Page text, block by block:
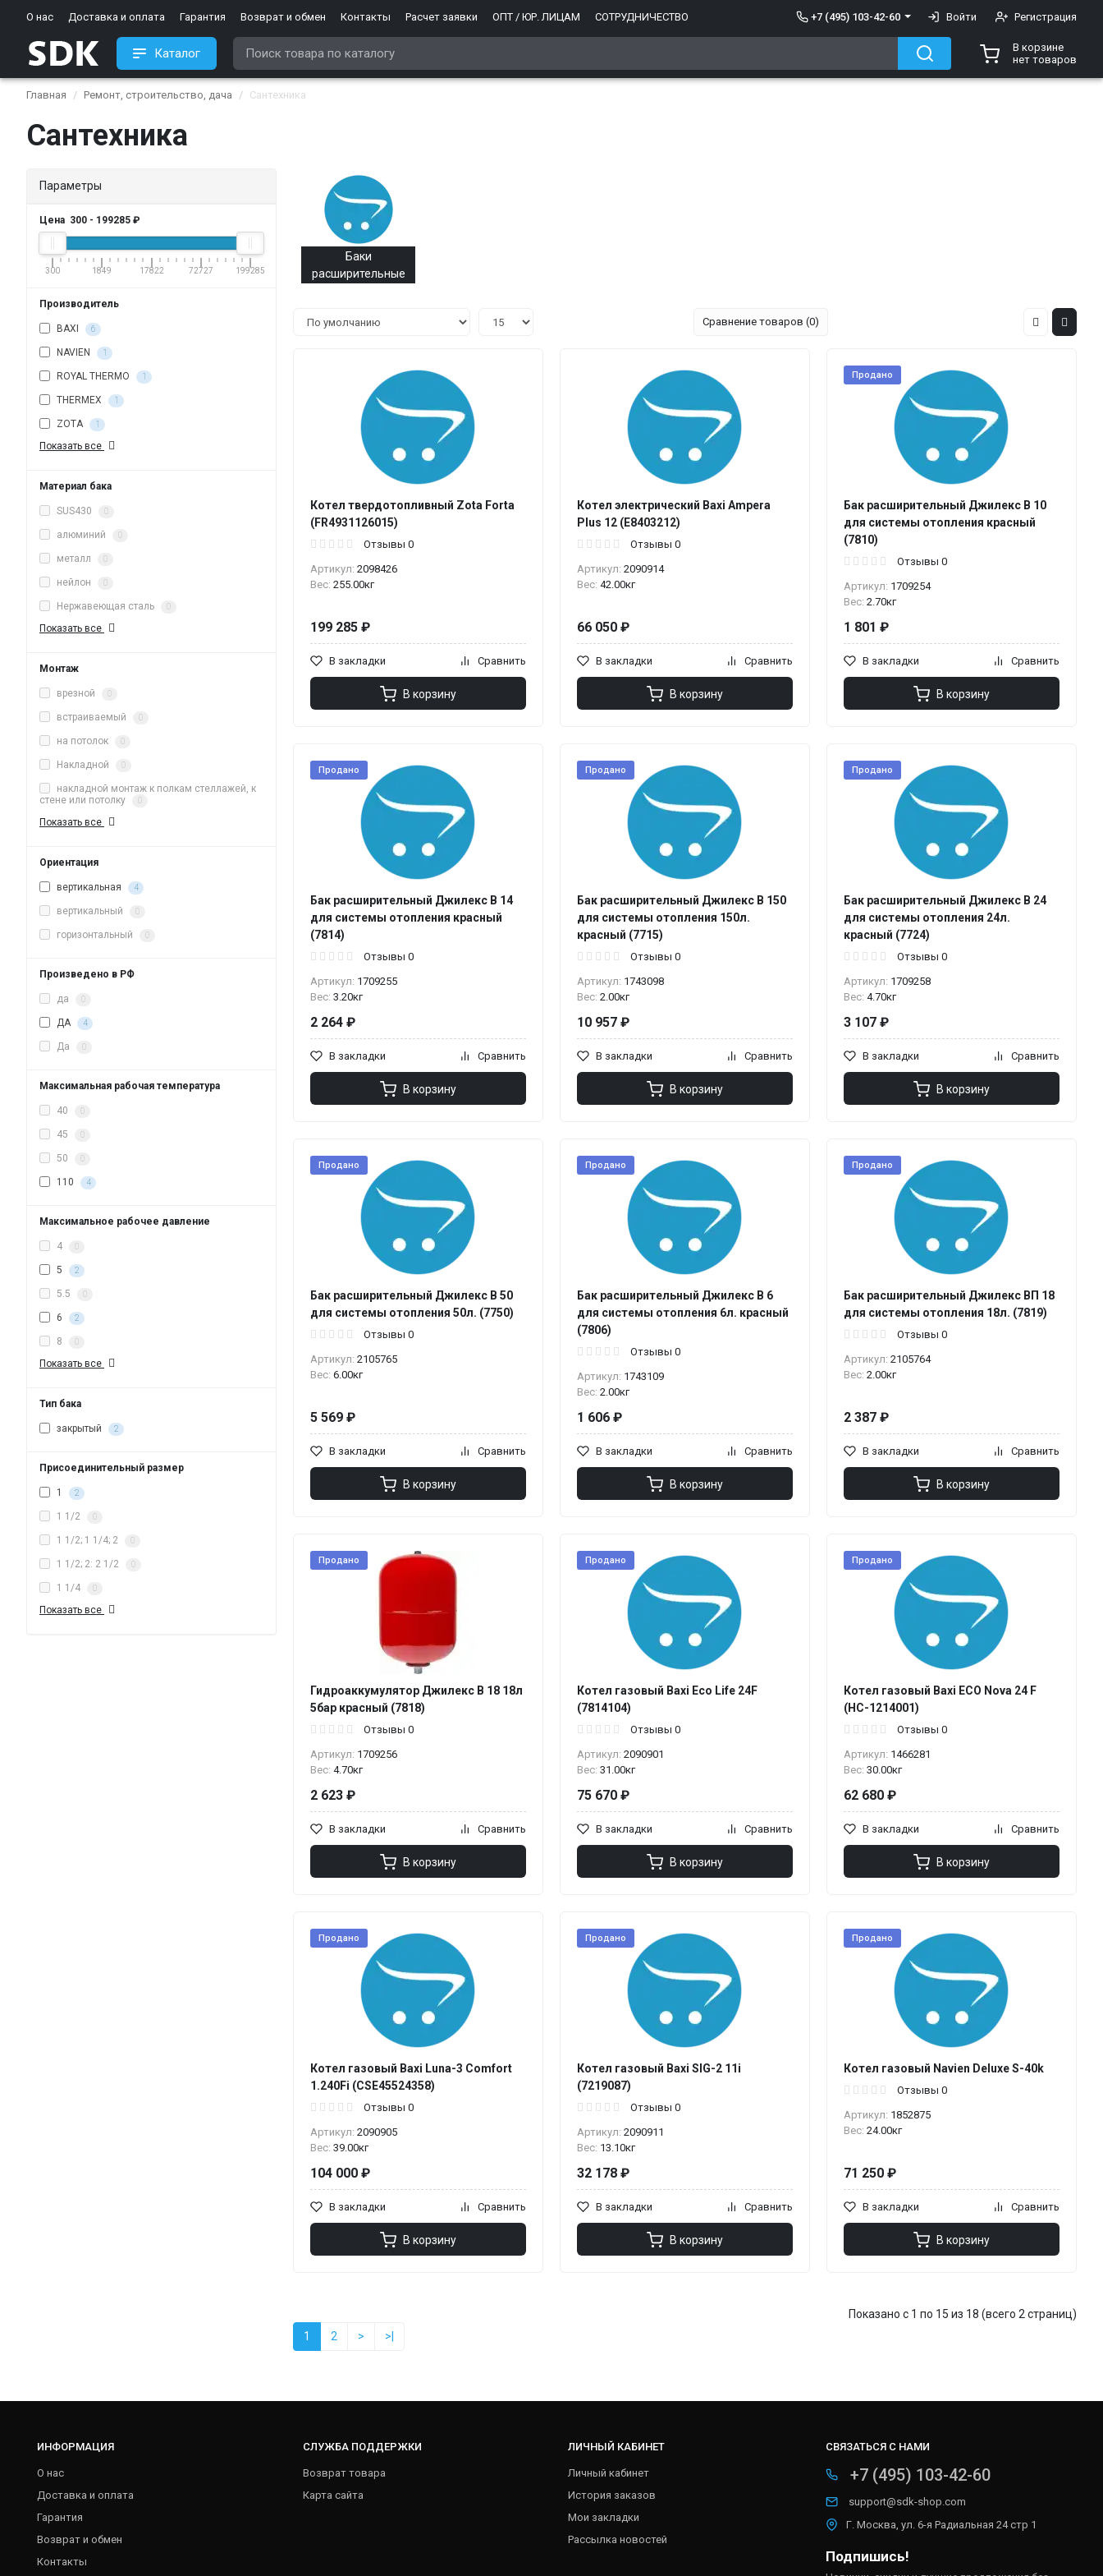
О нас Доставка и оплата Гарантия Возврат и обмен Контакты Расчет заявки ОПТ / ЮР. ЛИЦАМ СОТРУДНИЧЕСТВО +7 (495) 103-42-60 Войти Регистрация
Каталог
В корзине
нет товаров
Главная Ремонт, строительство, дача Сантехника
Сантехника
Параметры
Цена 300 - 199285 ₽
300 1849 17822 72727 199285
Производитель
BAXI 6
NAVIEN 1
ROYAL THERMO 1
THERMEX 1
ZOTA 1
Показать все
Материал бака
SUS430 0
алюминий 0
металл 0
нейлон 0
Нержавеющая сталь 0
Показать все
Монтаж
врезной 0
встраиваемый 0
на потолок 0
Накладной 0
накладной монтаж к полкам стеллажей, к
стене или потолку
0
Показать все
Ориентация
вертикальная 4
вертикальный 0
горизонтальный 0
Произведено в РФ
да 0
ДА 4
Да 0
Максимальная рабочая температура
40 0
45 0
50 0
110 4
Максимальное рабочее давление
4 0
5 2
5.5 0
6 2
8 0
Показать все
Тип бака
закрытый 2
Присоединительный размер
1 2
1 1/2 0
1 1/2; 1 1/4; 2 0
1 1/2; 2: 2 1/2 0
1 1/4 0
Показать все
Баки
расширительные
Сравнение товаров (0)
Котел твердотопливный Zota Forta
(FR4931126015)
Отзывы 0
Артикул: 2098426
Вес: 255.00кг
199 285 ₽
В закладки Сравнить
В корзину
Котел электрический Baxi Ampera
Plus 12 (E8403212)
Отзывы 0
Артикул: 2090914
Вес: 42.00кг
66 050 ₽
В закладки Сравнить
В корзину
Продано
Бак расширительный Джилекс В 10
для системы отопления красный
(7810)
Отзывы 0
Артикул: 1709254
Вес: 2.70кг
1 801 ₽
В закладки Сравнить
В корзину
Продано
Бак расширительный Джилекс В 14
для системы отопления красный
(7814)
Отзывы 0
Артикул: 1709255
Вес: 3.20кг
2 264 ₽
В закладки Сравнить
В корзину
Продано
Бак расширительный Джилекс В 150
для системы отопления 150л.
красный (7715)
Отзывы 0
Артикул: 1743098
Вес: 2.00кг
10 957 ₽
В закладки Сравнить
В корзину
Продано
Бак расширительный Джилекс В 24
для системы отопления 24л.
красный (7724)
Отзывы 0
Артикул: 1709258
Вес: 4.70кг
3 107 ₽
В закладки Сравнить
В корзину
Продано
Бак расширительный Джилекс В 50
для системы отопления 50л. (7750)
Отзывы 0
Артикул: 2105765
Вес: 6.00кг
5 569 ₽
В закладки Сравнить
В корзину
Продано
Бак расширительный Джилекс В 6
для системы отопления 6л. красный
(7806)
Отзывы 0
Артикул: 1743109
Вес: 2.00кг
1 606 ₽
В закладки Сравнить
В корзину
Продано
Бак расширительный Джилекс ВП 18
для системы отопления 18л. (7819)
Отзывы 0
Артикул: 2105764
Вес: 2.00кг
2 387 ₽
В закладки Сравнить
В корзину
Продано
Гидроаккумулятор Джилекс В 18 18л
5бар красный (7818)
Отзывы 0
Артикул: 1709256
Вес: 4.70кг
2 623 ₽
В закладки Сравнить
В корзину
Продано
Котел газовый Baxi Eco Life 24F
(7814104)
Отзывы 0
Артикул: 2090901
Вес: 31.00кг
75 670 ₽
В закладки Сравнить
В корзину
Продано
Котел газовый Baxi ECO Nova 24 F
(НС-1214001)
Отзывы 0
Артикул: 1466281
Вес: 30.00кг
62 680 ₽
В закладки Сравнить
В корзину
Продано
Котел газовый Baxi Luna-3 Comfort
1.240Fi (CSE45524358)
Отзывы 0
Артикул: 2090905
Вес: 39.00кг
104 000 ₽
В закладки Сравнить
В корзину
Продано
Котел газовый Baxi SIG-2 11i
(7219087)
Отзывы 0
Артикул: 2090911
Вес: 13.10кг
32 178 ₽
В закладки Сравнить
В корзину
Продано
Котел газовый Navien Deluxe S-40k
Отзывы 0
Артикул: 1852875
Вес: 24.00кг
71 250 ₽
В закладки Сравнить
В корзину
1 2 > >|
Показано с 1 по 15 из 18 (всего 2 страниц)
ИНФОРМАЦИЯ
О нас
Доставка и оплата
Гарантия
Возврат и обмен
Контакты
СЛУЖБА ПОДДЕРЖКИ
Возврат товара
Карта сайта
ЛИЧНЫЙ КАБИНЕТ
Личный кабинет
История заказов
Мои закладки
Рассылка новостей
СВЯЗАТЬСЯ С НАМИ
+7 (495) 103-42-60
support@sdk-shop.com
Г. Москва, ул. 6-я Радиальная 24 стр 1
Подпишись!